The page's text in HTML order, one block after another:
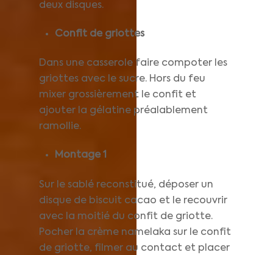
deux disques.
Confit de griottes
Dans une casserole faire compoter les
griottes avec le sucre. Hors du feu
mixer grossièrement le confit et
ajouter la gélatine préalablement
ramollie.
Montage 1
Sur le sablé reconstitué, déposer un
disque de biscuit cacao et le recouvrir
avec la moitié du confit de griotte.
Pocher la crème namelaka sur le confit
de griotte, filmer au contact et placer